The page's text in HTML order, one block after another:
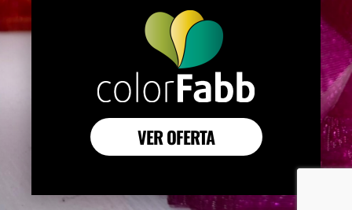
VER OFERTA